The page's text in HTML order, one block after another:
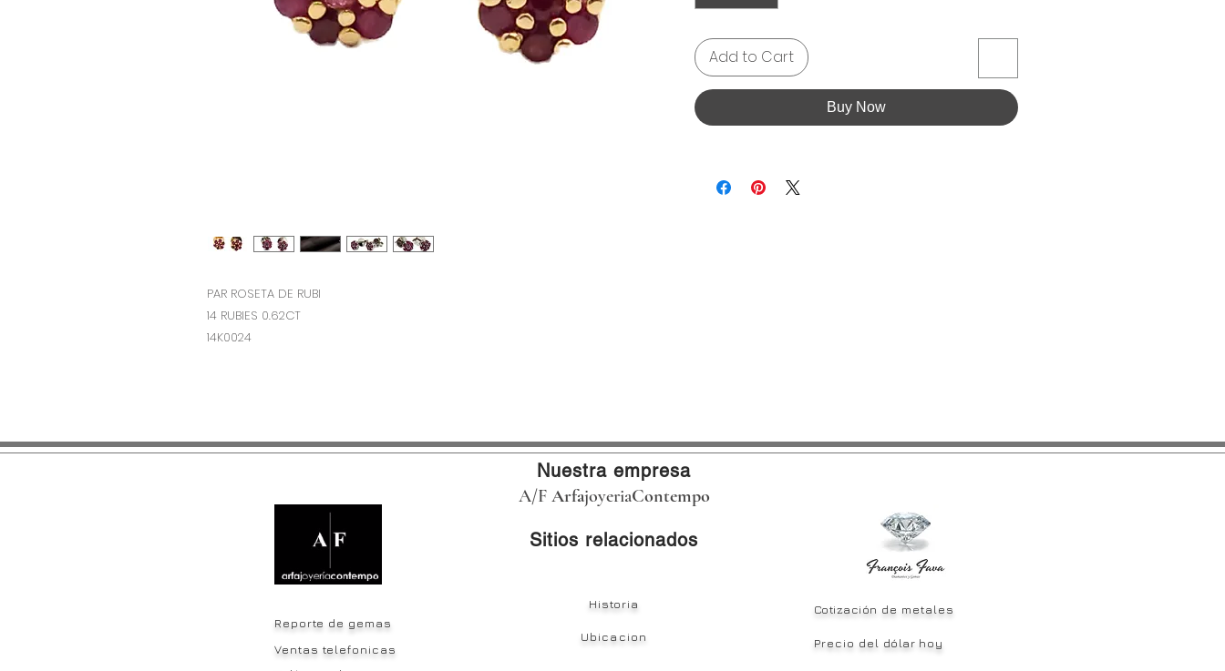
PAR ROSETA DE RUBI
14 RUBIES 0.62CT
14K0024
Add to Cart
Buy Now
Nuestra empresa
A/F ArfajoyeriaContempo
Sitios relacionados
Historia
Reporte de gemas
Ventas telefonicas
Ubicacion
Cotización de metales
Precio del dólar hoy